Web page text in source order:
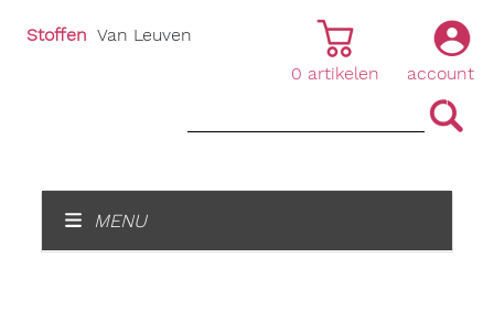
account
|
0 artikelen
Stoffen Van Leuven
MENU